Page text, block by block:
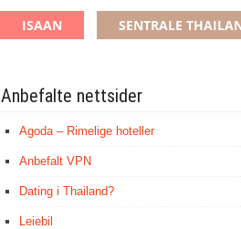
ISAAN SENTRALE
Anbefalte nettsider
Agoda – Rimelige hoteller
Anbefalt VPN
Dating i Thailand?
Leiebil